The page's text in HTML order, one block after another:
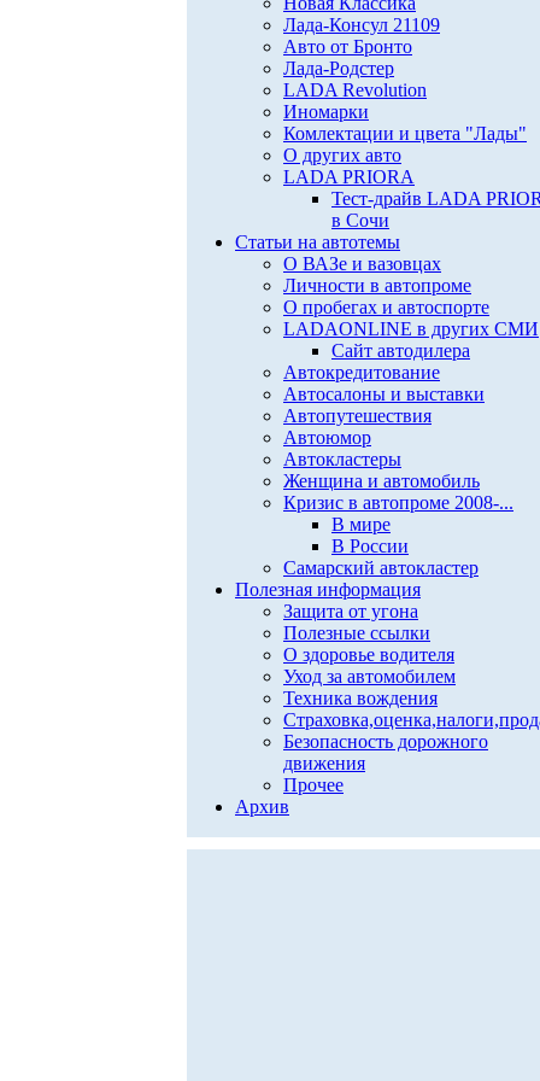
Лада-Консул 21109
Авто от Бронто
Лада-Родстер
LADA Revolution
Иномарки
Комлектации и цвета "Лады"
О других авто
LADA PRIORA
Тест-драйв LADA
в Сочи
Статьи на автотемы
О ВАЗе и вазовцах
Личности в автопроме
О пробегах и автоспорте
LADAONLINE в других СМИ
Сайт автодилера
Автокредитование
Автосалоны и выставки
Автопутешествия
Автоюмор
Автокластеры
Женщина и автомобиль
Кризис в автопроме 2008-...
В мире
В России
Самарский автокластер
Полезная информация
Защита от угона
Полезные ссылки
О здоровье водителя
Уход за автомобилем
Техника вождения
Безопасность дорожного
движения
Прочее
Архив